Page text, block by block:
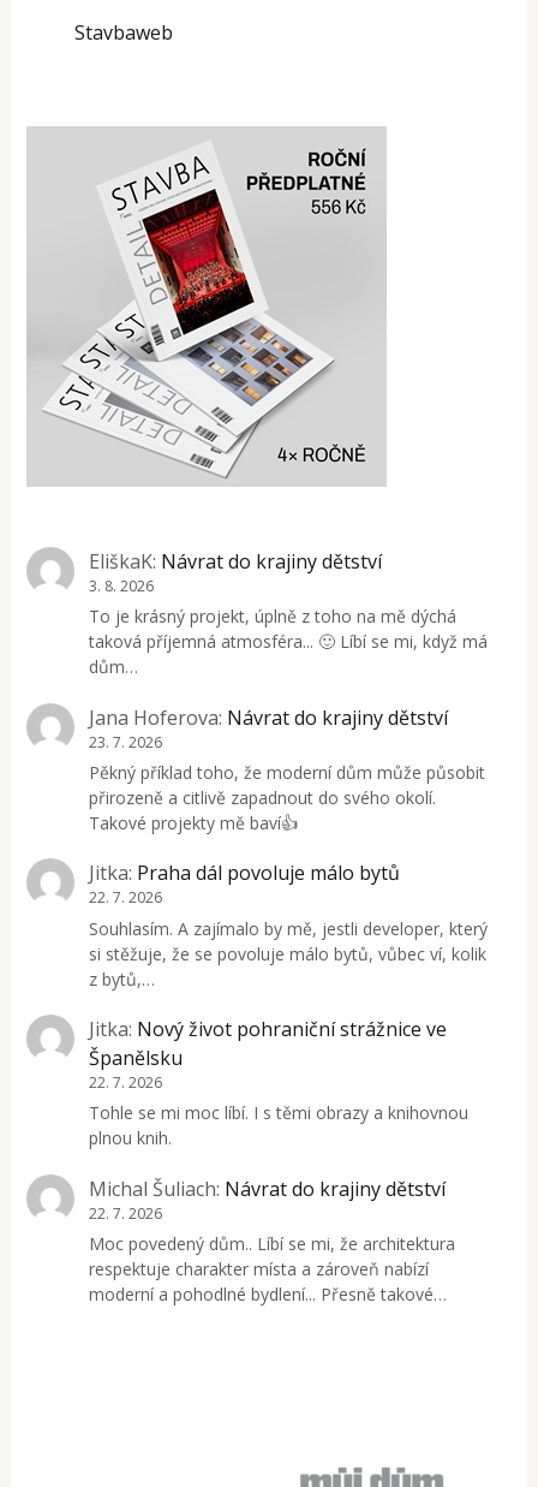
Stavbaweb
EliškaK: Návrat do krajiny dětství
3. 8. 2026
To je krásný projekt, úplně z toho na mě dýchá
taková příjemná atmosféra... 🙂 Líbí se mi, když má
dům…
Jana Hoferova: Návrat do krajiny dětství
23. 7. 2026
Pěkný příklad toho, že moderní dům může působit
přirozeně a citlivě zapadnout do svého okolí.
Takové projekty mě baví👍
Jitka: Praha dál povoluje málo bytů
22. 7. 2026
Souhlasím. A zajímalo by mě, jestli developer, který
si stěžuje, že se povoluje málo bytů, vůbec ví, kolik
z bytů,…
Jitka: Nový život pohraniční strážnice ve
Španělsku
22. 7. 2026
Tohle se mi moc líbí. I s těmi obrazy a knihovnou
plnou knih.
Michal Šuliach: Návrat do krajiny dětství
22. 7. 2026
Moc povedený dům.. Líbí se mi, že architektura
respektuje charakter místa a zároveň nabízí
moderní a pohodlné bydlení... Přesně takové…